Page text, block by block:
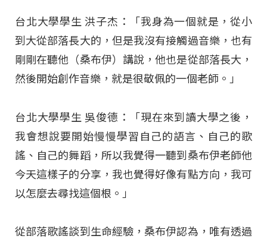
台北大學學生 洪子杰：「我身為一個就是，從小
到大從部落長大的，但是我沒有接觸過音樂，也有
剛剛在聽他（桑布伊）講說，他也是從部落長大，
然後開始創作音樂，就是很敬佩的一個老師。」
台北大學學生 吳俊德：「現在來到讀大學之後，
我會想說要開始慢慢學習自己的語言、自己的歌
謠、自己的舞蹈，所以我覺得一聽到桑布伊老師他
今天這樣子的分享，我也覺得好像有點方向，我可
以怎麼去尋找這個根。」
從部落歌謠談到生命經驗，桑布伊認為，唯有透過